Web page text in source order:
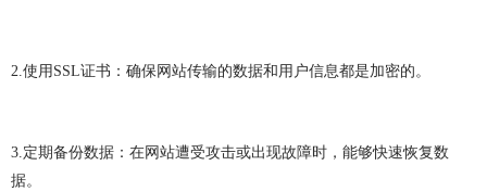
2.使用 SSL证书：确保网站传输的数据和用户信息都是加密的。
3.定期备份数据：在网站遭受攻击或出现故障时，能够快速恢复数
据。